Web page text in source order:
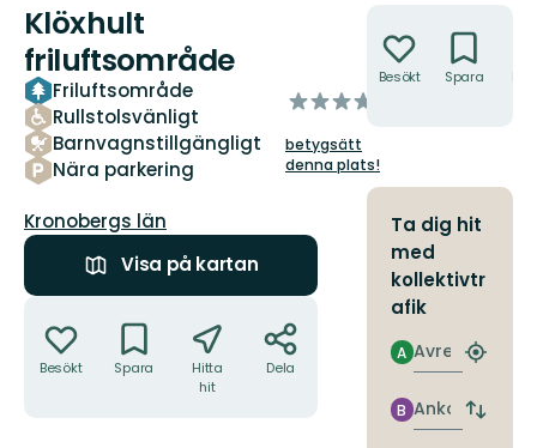
Klöxhult
friluftsområde
Friluftsområde
Rullstolsvänligt
Barnvagnstillgängligt
Nära parkering
av
stjärnor
betygsätt
denna plats!
Län:
Kronobergs län
Visa på kartan
Besökt Spara
Hitta
hit
Dela
Besökt Spara
Ta dig hit
med
kollektivtr
afik
Avresa
A
Hitta
Ankomst
B
Byt